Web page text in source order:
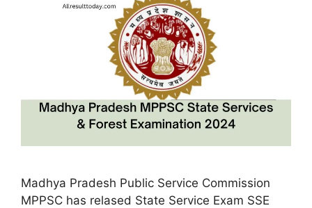
Madhya Pradesh Public Service Commission
MPPSC has relased State Service Exam SSE